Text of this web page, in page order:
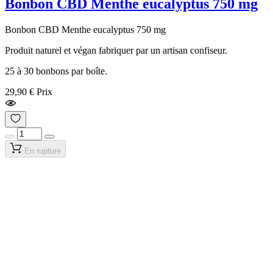
Bonbon CBD Menthe eucalyptus 750 mg
Bonbon CBD Menthe eucalyptus 750 mg
Produit naturel et végan fabriquer par un artisan confiseur.
25 à 30 bonbons par boîte.
29,90 € Prix
En rupture